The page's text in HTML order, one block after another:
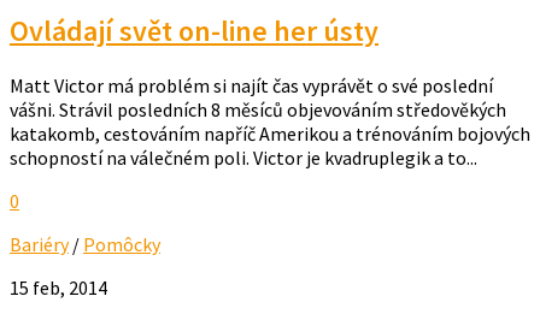
Ovládají svět on-line her ústy
Matt Victor má problém si najít čas vyprávět o své poslední
vášni. Strávil posledních 8 měsíců objevováním středověkých
katakomb, cestováním napříč Amerikou a trénováním bojových
schopností na válečném poli. Victor je kvadruplegik a to...
0
Bariéry/ Pomôcky
15 feb, 2014